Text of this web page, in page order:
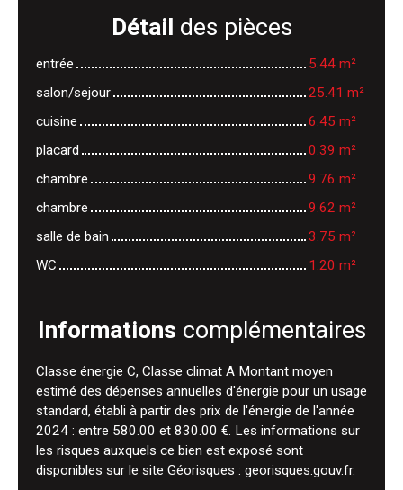
Détail des pièces
entrée
5.44 m²
salon/sejour
25.41 m²
cuisine
6.45 m²
placard
0.39 m²
chambre
9.76 m²
chambre
9.62 m²
salle de bain
3.75 m²
WC
1.20 m²
Informations complémentaires
Classe énergie C, Classe climat A Montant moyen
estimé des dépenses annuelles d'énergie pour un usage
standard, établi à partir des prix de l'énergie de l'année
2024 : entre 580.00 et 830.00 €. Les informations sur
les risques auxquels ce bien est exposé sont
disponibles sur le site Géorisques : georisques.gouv.fr.